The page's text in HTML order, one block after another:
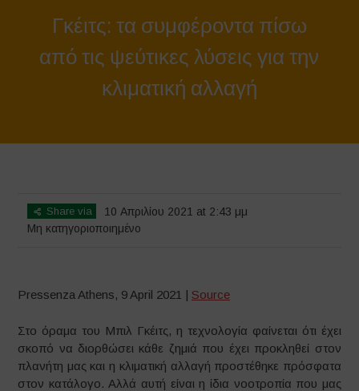
Γκέιτς: τα συμφέροντα πίσω
από τις ψεύτικες λύσεις για την
κλιματική αλλαγή
Share via
10 Απριλίου 2021 at 2:43 μμ
Μη κατηγοριοποιημένο
Pressenza Athens, 9 April 2021 | Source
Στο όραμα του Μπιλ Γκέιτς, η τεχνολογία φαίνεται ότι έχει
σκοπό να διορθώσει κάθε ζημιά που έχει προκληθεί στον
πλανήτη μας και η κλιματική αλλαγή προστέθηκε πρόσφατα
στον κατάλογο. Αλλά αυτή είναι η ίδια νοοτροπία που μας